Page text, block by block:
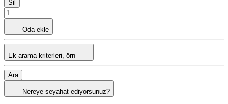
Sil
Oda ekle
Ek arama kriterleri, örn
Ara
Nereye seyahat ediyorsunuz?